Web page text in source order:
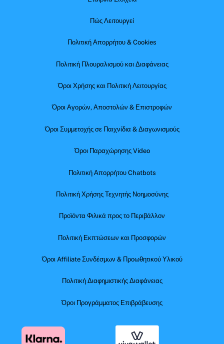
Πώς Λειτουργεί
Πολιτική Απορρήτου & Cookies
Πολιτική Πλουραλισμού και Διαφάνειας
Όροι Χρήσης και Πολιτική Λειτουργίας
Όροι Αγορών, Αποστολών & Επιστροφών
Όροι Συμμετοχής σε Παιχνίδια & Διαγωνισμούς
Όροι Παραχώρησης Video
Πολιτική Απορρήτου Chatbots
Πολιτική Χρήσης Τεχνητής Νοημοσύνης
Προϊόντα Φιλικά προς το Περιβάλλον
Πολιτική Εκπτώσεων και Προσφορών
Όροι Affiliate Συνδέσμων & Προωθητικού Υλικού
Πολιτική Διαφημιστικής Διαφάνειας
Όροι Προγράμματος Επιβράβευσης